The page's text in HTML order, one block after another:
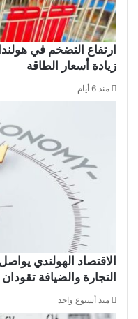
زيادة أسعار الطاقة
منذ 6 أيام
الاقتصاد الهولندي
التجارة والضيافة
منذ أسبوع واحد